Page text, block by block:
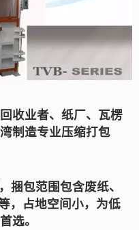
收业者、纸厂、瓦楞
制造专业压缩打包
捆包范围包含废纸、
，占地空间小，为低
选。